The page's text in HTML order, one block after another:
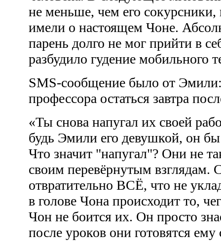
не меньше, чем его сокурсники,
имели о настоящем Чоне.
парень долго не мог прийти в
разбудило гудение мобильного
SMS-сообщение было от Эмили:
профессора остаться завтра
«Ты снова напугал их своей
будь Эмили его девушкой, он
Что значит "напугал"? Они не
своим перевёрнутым взглядам.
отвратительно ВСЁ, что не
в голове Чона происходит то,
Чон не боится их. Он просто
после уроков они готовятся